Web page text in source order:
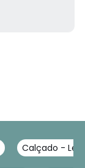
Calçado - Les